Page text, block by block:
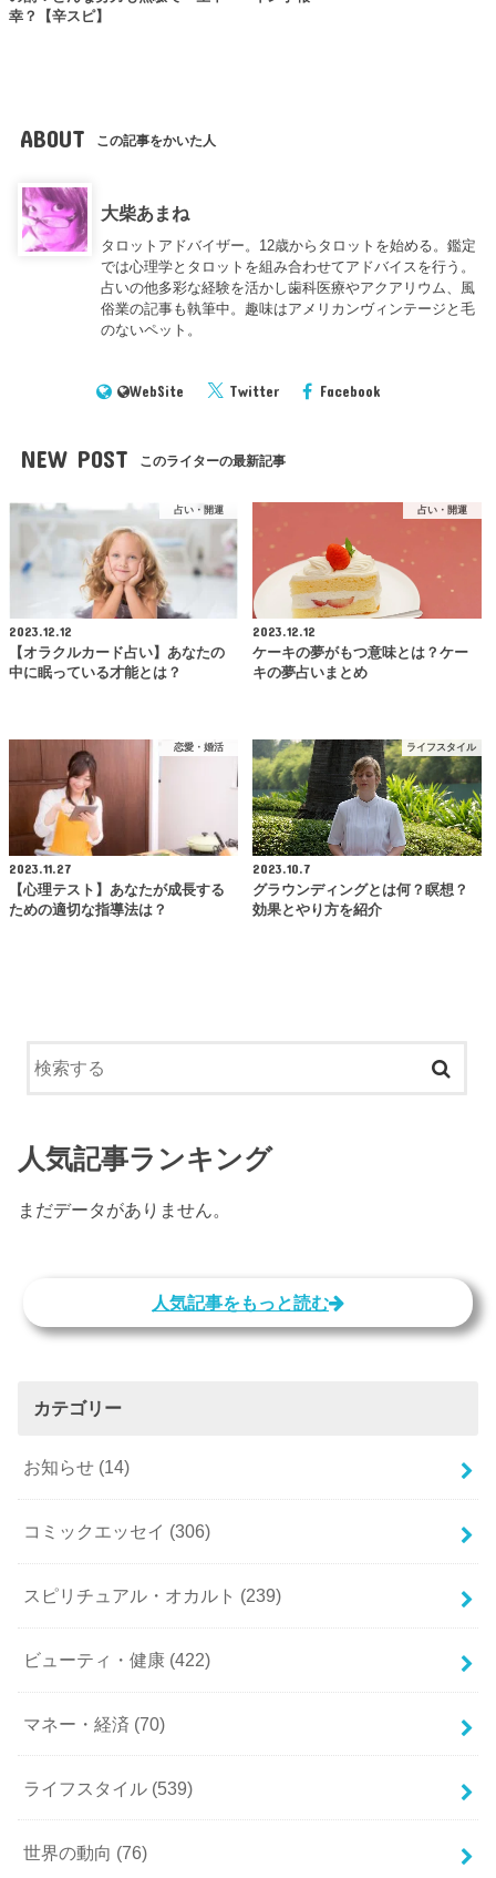
幸？【辛スピ】
ABOUT この記事をかいた人
大柴あまね
タロットアドバイザー。12歳からタロットを始める。鑑定
では心理学とタロットを組み合わせてアドバイスを行う。
占いの他多彩な経験を活かし歯科医療やアクアリウム、風
俗業の記事も執筆中。趣味はアメリカンヴィンテージと毛
のないペット。
WebSite Twitter Facebook
NEW POST このライターの最新記事
占い・開運
2023.12.12
【オラクルカード占い】あなたの
中に眠っている才能とは？
占い・開運
2023.12.12
ケーキの夢がもつ意味とは？ケー
キの夢占いまとめ
恋愛・婚活
2023.11.27
【心理テスト】あなたが成長する
ための適切な指導法は？
ライフスタイル
2023.10.7
グラウンディングとは何？瞑想？
効果とやり方を紹介
人気記事ランキング
まだデータがありません。
人気記事をもっと読む
カテゴリー
お知らせ (14)
コミックエッセイ (306)
スピリチュアル・オカルト (239)
ビューティ・健康 (422)
マネー・経済 (70)
ライフスタイル (539)
世界の動向 (76)